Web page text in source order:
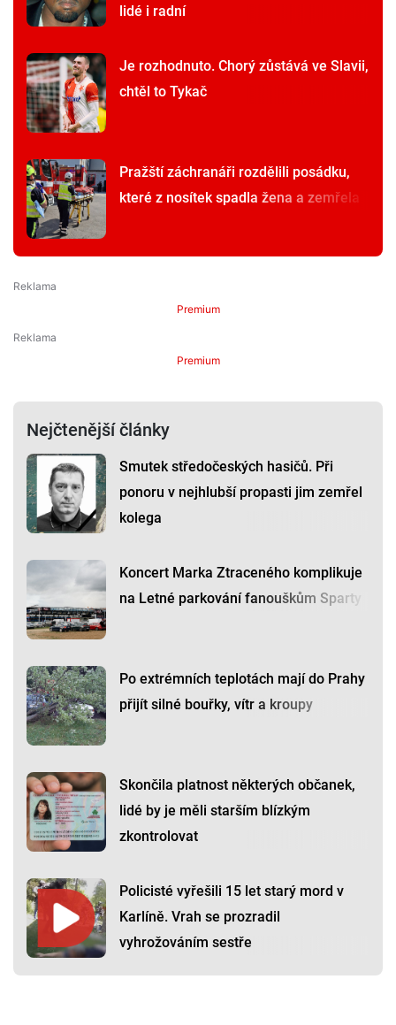
lidé i radní
Je rozhodnuto. Chorý zůstává ve Slavii,
chtěl to Tykač
Pražští záchranáři rozdělili posádku,
které z nosítek spadla žena a zemřela
Premium
Premium
Nejčtenější články
Smutek středočeských hasičů. Při
ponoru v nejhlubší propasti jim zemřel
kolega
Koncert Marka Ztraceného komplikuje
na Letné parkování fanouškům Sparty
Po extrémních teplotách mají do Prahy
přijít silné bouřky, vítr a kroupy
Skončila platnost některých občanek,
lidé by je měli starším blízkým
zkontrolovat
Policisté vyřešili 15 let starý mord v
Karlíně. Vrah se prozradil
vyhrožováním sestře